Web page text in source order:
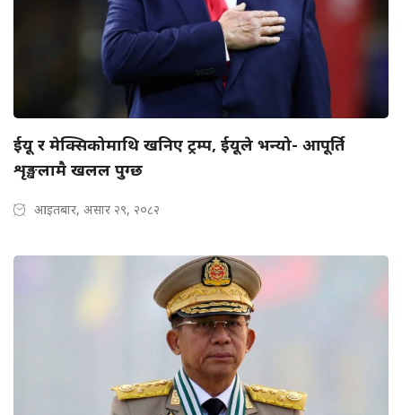
ईयू र मेक्सिकोमाथि खनिए ट्रम्प, ईयूले भन्यो- आपूर्ति
शृङ्खलामै खलल पुग्छ
आइतबार, असार २९, २०८२